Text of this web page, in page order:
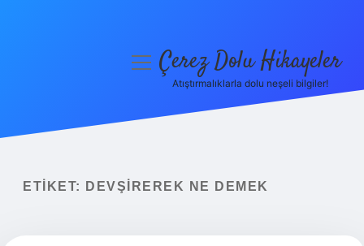
Yasal Uyarı
menüyüÇerez Dolu Hikayeler
Atıştırmalıklarla dolu neşeli bilgiler!
ETIKET: DEVŞIREREK NE DEMEK